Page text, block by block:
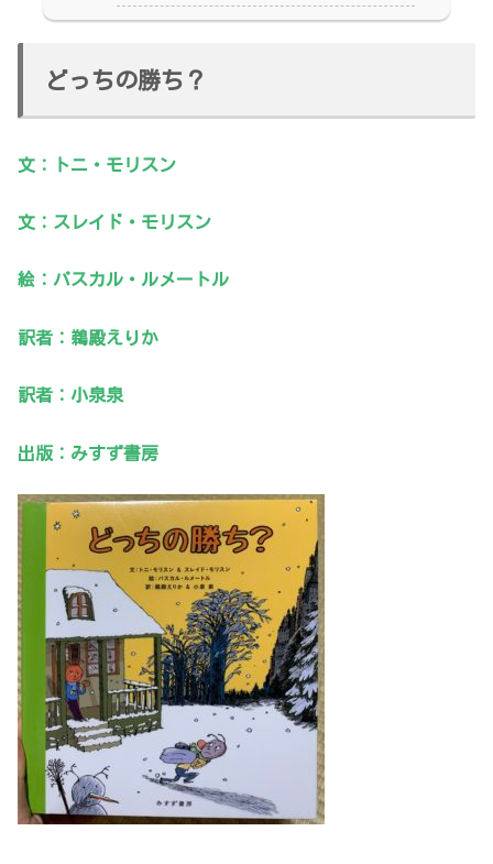
どっちの勝ち？
文：トニ・モリスン
文：スレイド・モリスン
絵：パスカル・ルメートル
訳者：鵜殿えりか
訳者：小泉泉
出版：みすず書房